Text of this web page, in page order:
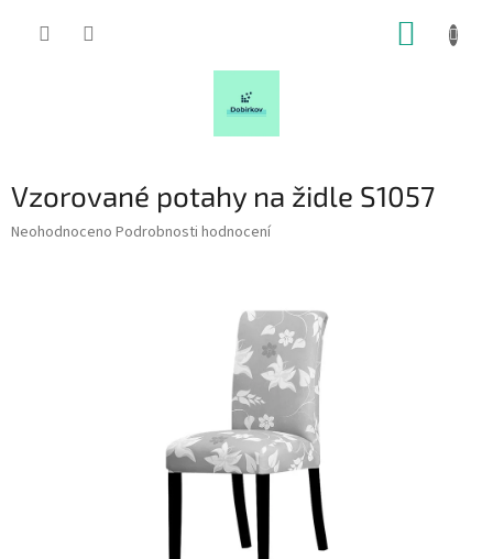
Vzorované potahy na židle S1057
Průměrné
Neohodnoceno Podrobnosti hodnocení